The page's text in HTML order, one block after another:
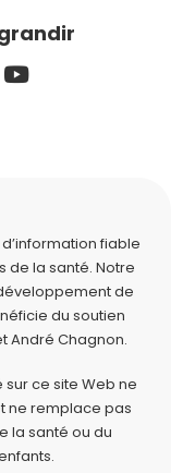
fiable
de la santé. Notre
de
du soutien
André Chagnon.
sur ce site Web ne
ne remplace pas
la santé ou du